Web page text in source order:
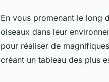
En vous promenant le long
oiseaux dans leur
pour réaliser de
créant un tableau des plus